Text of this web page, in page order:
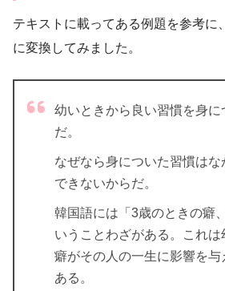
テキストに載ってある例題を参考に
に変換してみました。
幼いときから良い習慣を身
だ。
なぜなら身についた習慣は
できないからだ。
韓国語には「3歳のときの癖
いうことわざがある。これ
癖がその人の一生に影響を
ある。